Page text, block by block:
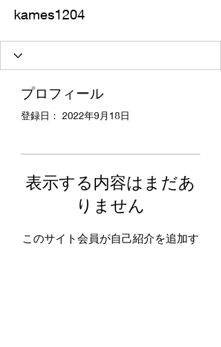
kames1204
プロフィール
登録日： 2022年9月18日
表示する内容はまだあ
りません
このサイト会員が自己紹介を追加す